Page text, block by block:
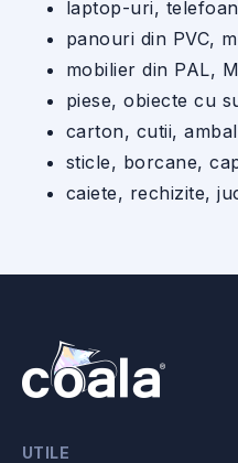
laptop-uri,
panouri din PVC,
mobilier din PAL,
piese, obiecte cu
carton, cutii,
sticle, borcane,
caiete, rechizite,
UTILE